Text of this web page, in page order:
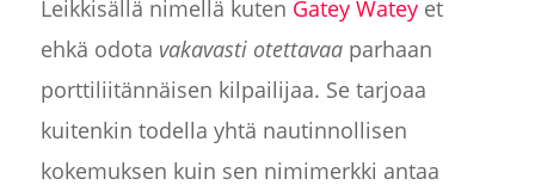
Leikkisällä nimellä kuten Gatey Wateyet
ehkä odota vakavasti otettavaaparhaan
porttiliitännäisen kilpailijaa. Se tarjoaa
kuitenkin todella yhtä nautinnollisen
kokemuksen kuin sen nimimerkki antaa